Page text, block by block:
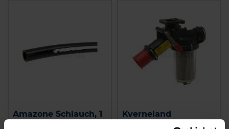
Amazone Schlauch, 1
Meter
Kverneland
Filterhahn kpl.